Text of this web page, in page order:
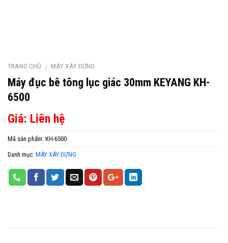
TRANG CHỦ / MÁY XÂY DỰNG
Máy đục bê tông lục giác 30mm KEYANG KH-
6500
Giá: Liên hệ
Mã sản phẩm: KH-6500
Danh mục: MÁY XÂY DỰNG